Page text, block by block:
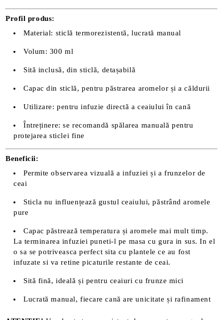
Profil produs:
Material: sticlă termorezistentă, lucrată manual
Volum: 300 ml
Sită inclusă, din sticlă, detașabilă
Capac din sticlă, pentru păstrarea aromelor și a căldurii
Utilizare: pentru infuzie directă a ceaiului în cană
Întreținere: se recomandă spălarea manuală pentru
protejarea sticlei fine
Beneficii:
Permite observarea vizuală a infuziei și a frunzelor de
ceai
Sticla nu influențează gustul ceaiului, păstrând aromele
pure
Capac păstrează temperatura și aromele mai mult timp.
La terminarea infuziei puneti-l pe masa cu gura in sus. In el
o sa se potriveasca perfect sita cu plantele ce au fost
infuzate si va retine picaturile restante de ceai.
Sită fină, ideală și pentru ceaiuri cu frunze mici
Lucrată manual, fiecare cană are unicitate și rafinament